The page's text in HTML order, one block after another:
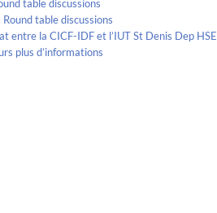
table discussions
Round table discussions
entre la CICF-IDF et l’IUT St Denis Dep HSE
plus d’informations